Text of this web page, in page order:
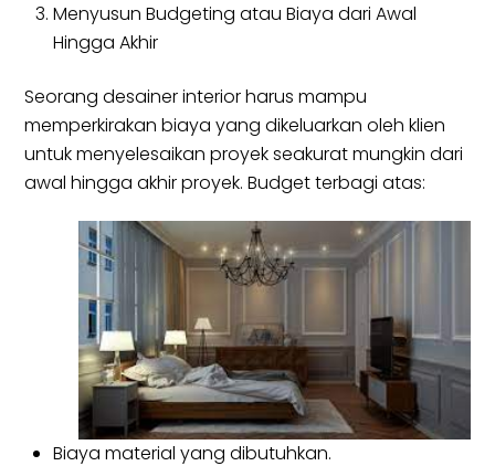
Menyusun Budgeting atau Biaya dari Awal
Hingga Akhir
Seorang desainer interior harus mampu
memperkirakan biaya yang dikeluarkan oleh klien
untuk menyelesaikan proyek seakurat mungkin dari
awal hingga akhir proyek. Budget terbagi atas:
Biaya material yang dibutuhkan.